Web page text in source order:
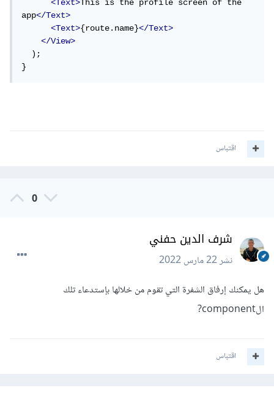
<Text>This is the profile screen of the
app</Text>
<Text>{route.name}</Text>
</View>
  );
}
اقتباس
0
شرف الدين حفني
نشر22 مارس 2022
هل يمكنك إرفاق الشفرة التي تقوم من خلالها بإستدعاء تلك
الcomponent?
اقتباس